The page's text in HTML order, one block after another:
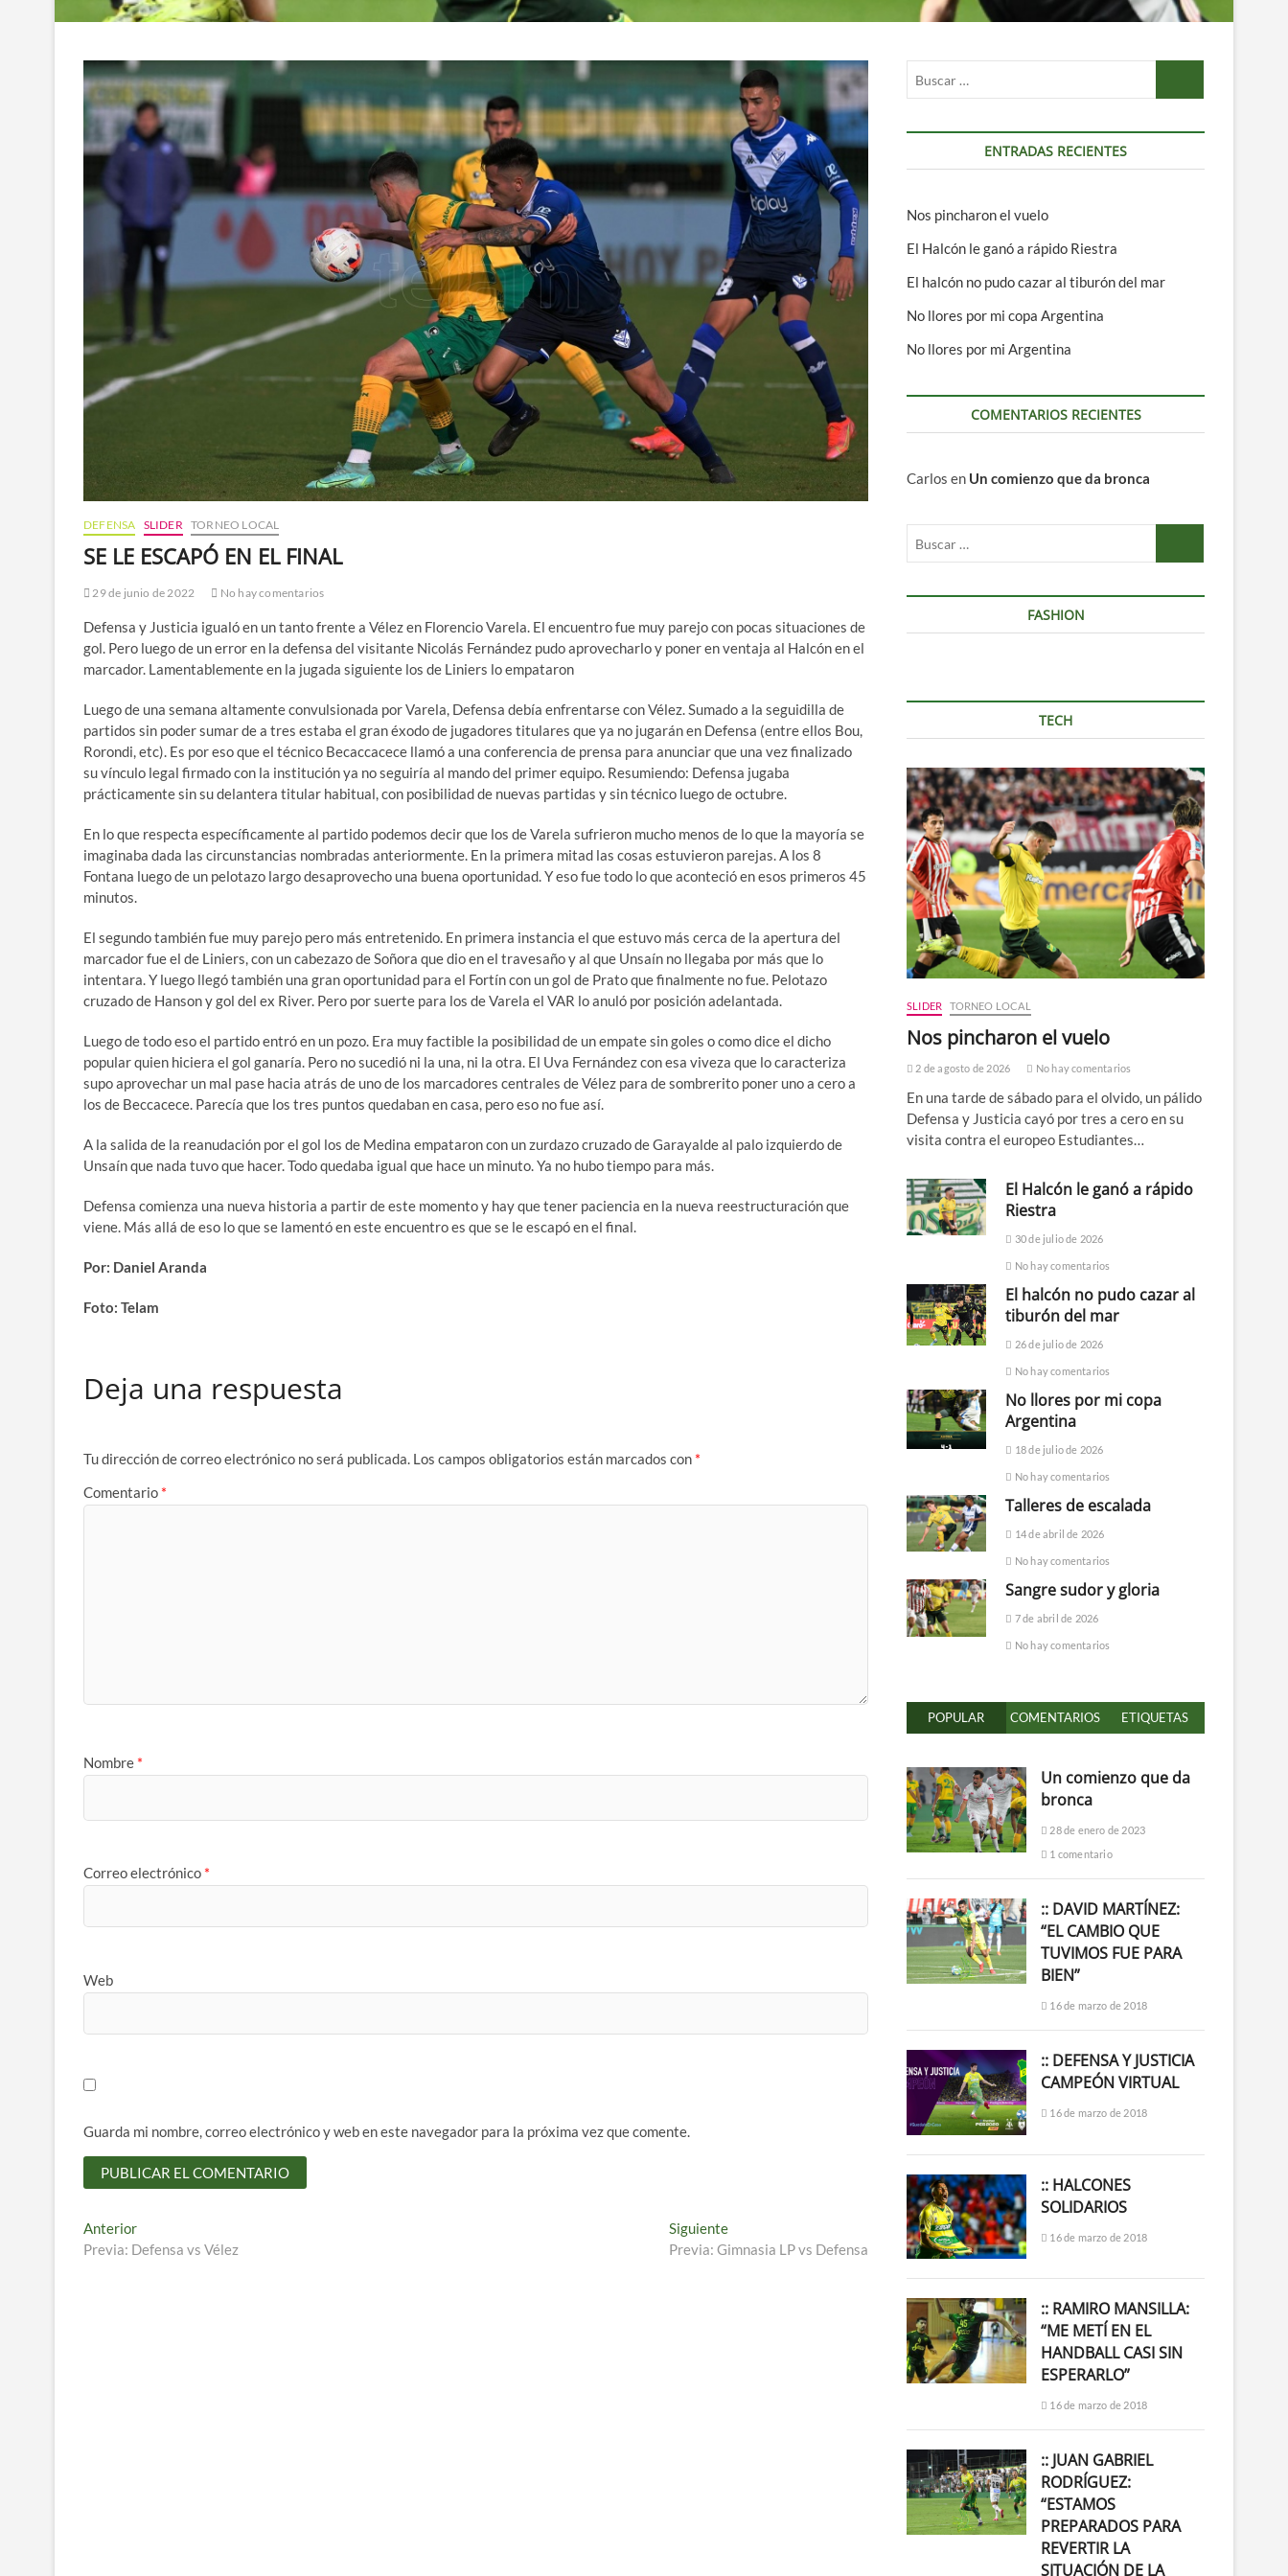
DEFENSA SLIDER TORNEO LOCAL
SE LE ESCAPÓ EN EL FINAL
29 de junio de 2022 No hay comentarios
Defensa y Justicia igualó en un tanto frente a Vélez en Florencio Varela. El encuentro fue muy parejo con pocas situaciones de
gol. Pero luego de un error en la defensa del visitante Nicolás Fernández pudo aprovecharlo y poner en ventaja al Halcón en el
marcador. Lamentablemente en la jugada siguiente los de Liniers lo empataron
Luego de una semana altamente convulsionada por Varela, Defensa debía enfrentarse con Vélez. Sumado a la seguidilla de
partidos sin poder sumar de a tres estaba el gran éxodo de jugadores titulares que ya no jugarán en Defensa (entre ellos Bou,
Rorondi, etc). Es por eso que el técnico Becaccacece llamó a una conferencia de prensa para anunciar que una vez finalizado
su vínculo legal firmado con la institución ya no seguiría al mando del primer equipo. Resumiendo: Defensa jugaba
prácticamente sin su delantera titular habitual, con posibilidad de nuevas partidas y sin técnico luego de octubre.
En lo que respecta específicamente al partido podemos decir que los de Varela sufrieron mucho menos de lo que la mayoría se
imaginaba dada las circunstancias nombradas anteriormente. En la primera mitad las cosas estuvieron parejas. A los 8
Fontana luego de un pelotazo largo desaprovecho una buena oportunidad. Y eso fue todo lo que aconteció en esos primeros 45
minutos.
El segundo también fue muy parejo pero más entretenido. En primera instancia el que estuvo más cerca de la apertura del
marcador fue el de Liniers, con un cabezazo de Soñora que dio en el travesaño y al que Unsaín no llegaba por más que lo
intentara. Y luego llegó también una gran oportunidad para el Fortín con un gol de Prato que finalmente no fue. Pelotazo
cruzado de Hanson y gol del ex River. Pero por suerte para los de Varela el VAR lo anuló por posición adelantada.
Luego de todo eso el partido entró en un pozo. Era muy factible la posibilidad de un empate sin goles o como dice el dicho
popular quien hiciera el gol ganaría. Pero no sucedió ni la una, ni la otra. El Uva Fernández con esa viveza que lo caracteriza
supo aprovechar un mal pase hacia atrás de uno de los marcadores centrales de Vélez para de sombrerito poner uno a cero a
los de Beccacece. Parecía que los tres puntos quedaban en casa, pero eso no fue así.
A la salida de la reanudación por el gol los de Medina empataron con un zurdazo cruzado de Garayalde al palo izquierdo de
Unsaín que nada tuvo que hacer. Todo quedaba igual que hace un minuto. Ya no hubo tiempo para más.
Defensa comienza una nueva historia a partir de este momento y hay que tener paciencia en la nueva reestructuración que
viene. Más allá de eso lo que se lamentó en este encuentro es que se le escapó en el final.
Por: Daniel Aranda
Foto: Telam
Deja una respuesta
Tu dirección de correo electrónico no será publicada. Los campos obligatorios están marcados con *
Comentario *
Nombre *
Correo electrónico *
Web
Guarda mi nombre, correo electrónico y web en este navegador para la próxima vez que comente.
Navegación
de
AnteriorEntrada
anterior:
Previa: Defensa vs Vélez
SiguienteEntrada
siguiente:
Previa: Gimnasia LP vs Defensa
ENTRADAS RECIENTES
Nos pincharon el vuelo
El Halcón le ganó a rápido Riestra
El halcón no pudo cazar al tiburón del mar
No llores por mi copa Argentina
No llores por mi Argentina
COMENTARIOS RECIENTES
Carlos en Un comienzo que da bronca
FASHION
TECH
SLIDER TORNEO LOCAL
Nos pincharon el vuelo
2 de agosto de 2026 No hay comentarios
En una tarde de sábado para el olvido, un pálido
Defensa y Justicia cayó por tres a cero en su
visita contra el europeo Estudiantes…
El Halcón le ganó a rápido
Riestra
30 de julio de 2026
No hay comentarios
El halcón no pudo cazar al
tiburón del mar
26 de julio de 2026
No hay comentarios
No llores por mi copa
Argentina
18 de julio de 2026
No hay comentarios
Talleres de escalada
14 de abril de 2026
No hay comentarios
Sangre sudor y gloria
7 de abril de 2026
No hay comentarios
POPULAR COMENTARIOS ETIQUETAS
Un comienzo que da
bronca
28 de enero de 2023
1 comentario
:: DAVID MARTÍNEZ:
“EL CAMBIO QUE
TUVIMOS FUE PARA
BIEN”
16 de marzo de 2018
:: DEFENSA Y JUSTICIA
CAMPEÓN VIRTUAL
16 de marzo de 2018
:: HALCONES
SOLIDARIOS
16 de marzo de 2018
:: RAMIRO MANSILLA:
“ME METÍ EN EL
HANDBALL CASI SIN
ESPERARLO”
16 de marzo de 2018
:: JUAN GABRIEL
RODRÍGUEZ:
“ESTAMOS
PREPARADOS PARA
REVERTIR LA
SITUACIÓN DE LA